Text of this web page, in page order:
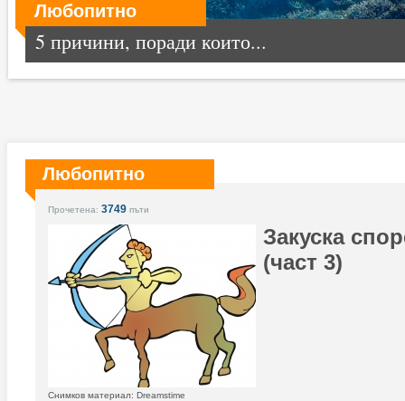
Любопитно
5 причини, поради които...
Любопитно
Прочетена: 3749 пъти
Закуска
(част 3)
Снимков материал: Dreamstime